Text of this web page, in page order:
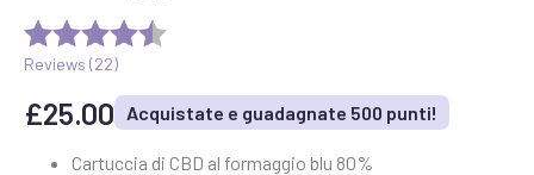
Reviews (22)
£25.00 Acquistate e guadagnate 500 punti!
Cartuccia di CBD al formaggio blu 80%